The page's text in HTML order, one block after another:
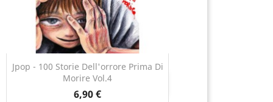
Jpop - 100 Storie Dell'orrore Prima Di
Morire Vol.4
6,90 €
Anteprima